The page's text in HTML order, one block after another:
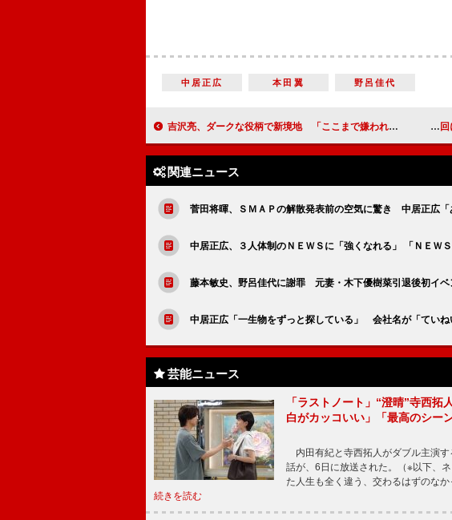
中居正広 本田翼 野呂佳代
吉沢亮、ダークな役柄で新境地 「ここまで嫌われそうな役は初めて」
関連ニュース
菅田将暉、ＳＭＡＰの解散発表前の空気に驚き 中居正広「
中居正広、３人体制のＮＥＷＳに「強くなれる」 「ＮＥＷ
藤本敏史、野呂佳代に謝罪 元妻・木下優樹菜引退後初イベ
中居正広「一生物をずっと探している」 会社名が「ていね
芸能ニュース
「ラストノート」“澄晴”寺西
白がカッコいい」「最高のシー
内田有紀と寺西拓人がダブル主演
話が、6日に放送された。（※以下、
た人生も全く違う、交わるはずのな
続きを読む